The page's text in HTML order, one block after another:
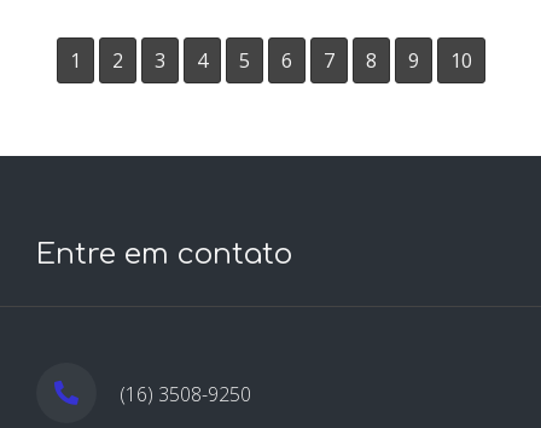
1 2 3 4 5 6 7 8 9 10
Entre em contato
(16) 3508-9250